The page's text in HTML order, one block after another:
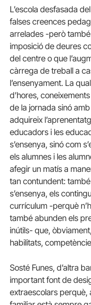
L’escola desfasada
falses creences
arrelades -però
imposició de deures
del centre o que
càrrega de treball a
l’ensenyament. La
d’hores,
de la jornada sinó
adquireix
educadors i les
s’ensenya, sinó com
els alumnes i les
afegir un matís a
tan contundent:
s’ensenya, els
currículum -perquè
també abunden els
inútils- que,
habilitats,
Sosté Funes, d’altra
important font de
extraescolars perquè,